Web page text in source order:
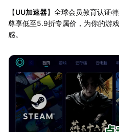
【UU加速器】全球会员教育认证
尊享低至5.9折专属价，为你的游
感。